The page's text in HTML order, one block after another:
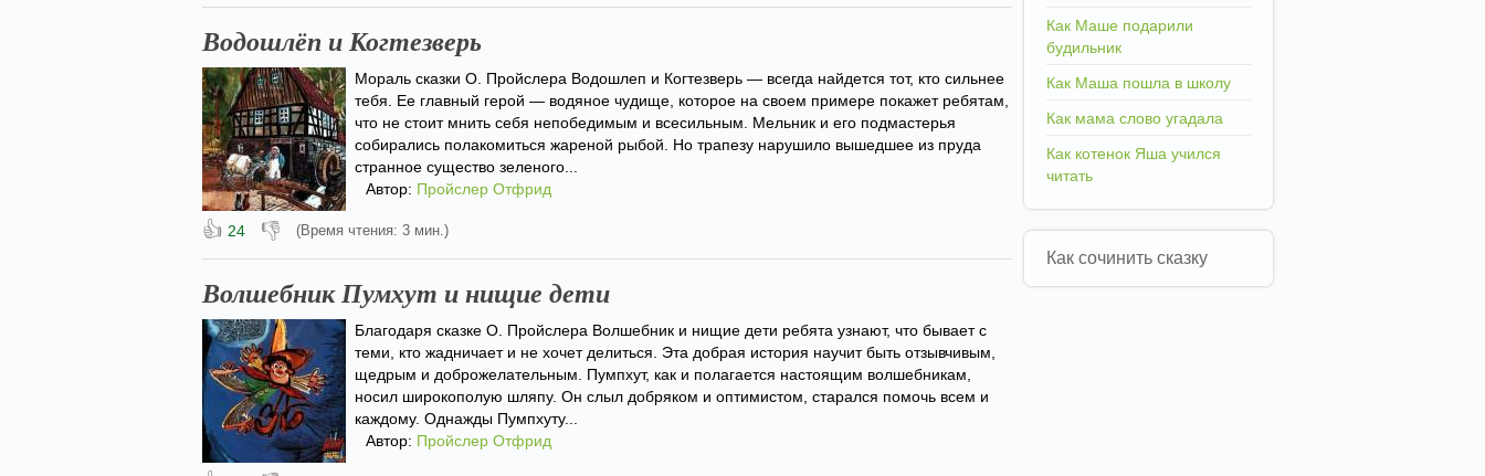
Водошлёп и Когтезверь
Мораль сказки О. Пройслера Водошлеп и Когтезверь — всегда найдется тот, кто сильнее
тебя. Ее главный герой — водяное чудище, которое на своем примере покажет ребятам,
что не стоит мнить себя непобедимым и всесильным. Мельник и его подмастерья
собирались полакомиться жареной рыбой. Но трапезу нарушило вышедшее из пруда
странное существо зеленого...
Автор: Пройслер Отфрид
👍 24 👎 (Время чтения: 3 мин.)
Волшебник Пумхут и нищие дети
Благодаря сказке О. Пройслера Волшебник и нищие дети ребята узнают, что бывает с
теми, кто жадничает и не хочет делиться. Эта добрая история научит быть отзывчивым,
щедрым и доброжелательным. Пумпхут, как и полагается настоящим волшебникам,
носил широкополую шляпу. Он слыл добряком и оптимистом, старался помочь всем и
каждому. Однажды Пумпхуту...
Автор: Пройслер Отфрид
Как Маше подарили
будильник
Как Маша пошла в школу
Как мама слово угадала
Как котенок Яша учился
читать
Как сочинить сказку